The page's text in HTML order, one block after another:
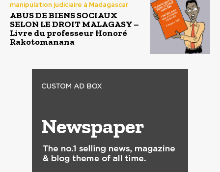
manipulation judiciaire à Madagascar
ABUS DE BIENS SOCIAUX
SELON LE DROIT MALAGASY –
Livre du professeur Honoré
Rakotomanana